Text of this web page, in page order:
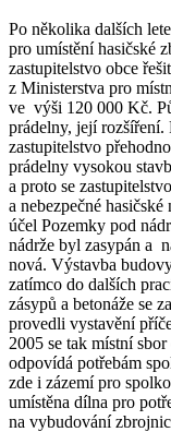
Po několika dalších
pro umístění hasičské
zastupitelstvo obce
z Ministerstva pro
ve výši 120 000 Kč.
prádelny, její rozšíření.
zastupitelstvo
prádelny vysokou
a proto se
a nebezpečné
účel Pozemky pod
nádrže byl zasypán a
nová. Výstavba
zatímco do dalších
zásypů a betonáže se
provedli vystavění
2005 se tak místní
odpovídá potřebám
zde i zázemí pro
umístěna dílna pro
na vybudování